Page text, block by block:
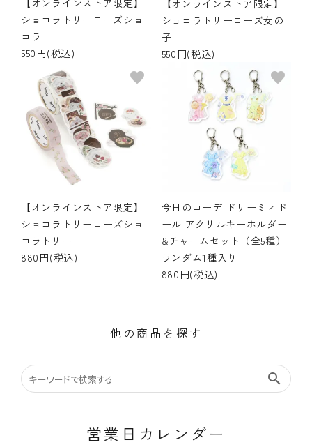
ショコラトリーローズショ
コラ
550円(税込)
【オンラインストア限定】
ショコラトリーローズ女の
子
550円(税込)
【オンラインストア限定】
ショコラトリーローズショ
コラトリー
880円(税込)
favorite
今日のコーデ ドリーミィド
ール アクリルキーホルダー
&チャームセット（全5種）
ランダム1種入り
880円(税込)
favorite
他の商品を探す
search
営業日カレンダー